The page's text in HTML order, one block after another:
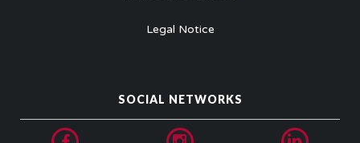
Legal Notice
SOCIAL NETWORKS